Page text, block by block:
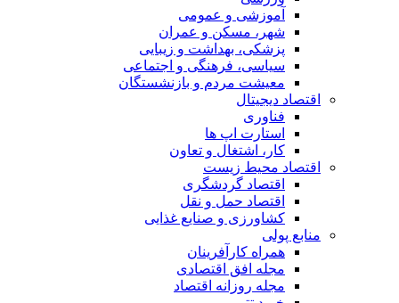
آموزشی و عمومی
شهر، مسکن و عمران
پزشکی، بهداشت و زیبایی
سیاسی، فرهنگی و اجتماعی
معیشت مردم و بازنشستگان
اقتصاد دیجیتال
فناوری
استارت اپ ها
کار، اشتغال و تعاون
اقتصاد محیط زیست
اقتصاد گردشگری
اقتصاد حمل و نقل
کشاورزی و صنایع غذایی
منابع پولی
همراه کارآفرینان
مجله افق اقتصادی
مجله روزانه اقتصاد